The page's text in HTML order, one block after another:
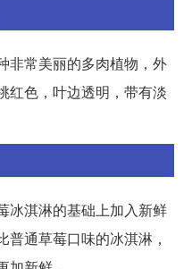
非常美丽的多肉植物，外
红色，叶边透明，带有淡
冰淇淋的基础上加入新鲜
通草莓口味的冰淇淋，